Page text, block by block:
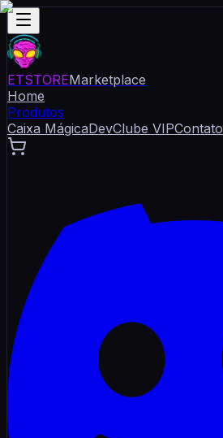
ETSTOREMarketplace
Home
Produtos
Caixa MágicaDevClube VIPContato